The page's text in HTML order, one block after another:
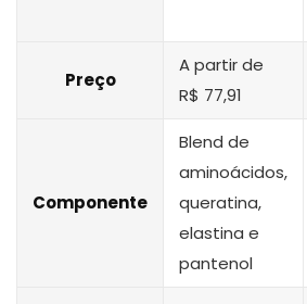
Preço
A partir de
R$ 77,91
Componente
Blend de
aminoácidos,
queratina,
elastina e
pantenol